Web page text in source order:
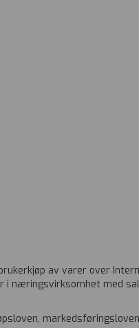
av varer over
næringsvirksomhet med